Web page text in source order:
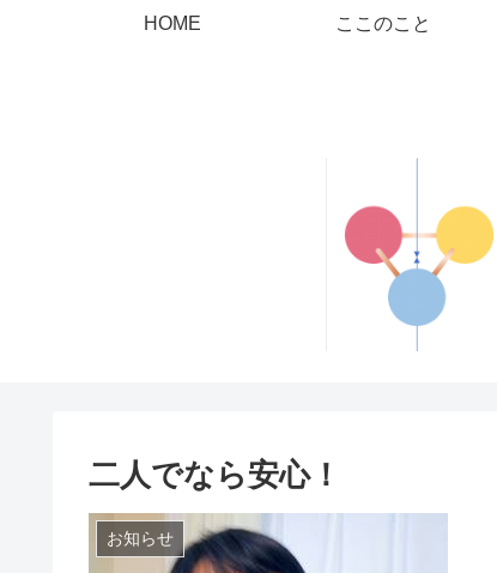
HOME ここのこと
二人でなら安心！
お知らせ